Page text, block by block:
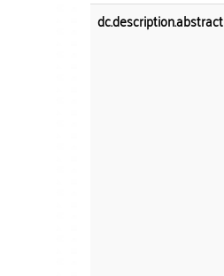
dc.description.abstract